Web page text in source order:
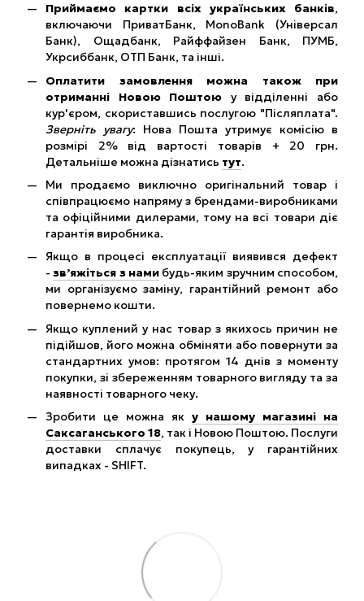
Приймаємо картки всіх українських банків,
включаючи ПриватБанк, MonoBank (Універсал
Банк), Ощадбанк, Райффайзен Банк, ПУМБ,
Укрсиббанк, ОТП Банк, та інші.
Оплатити замовлення можна також при
отриманні Новою Поштою у відділенні або
кур'єром, скориставшись послугою "Післяплата".
Зверніть увагу: Нова Пошта утримує комісію в
розмірі 2% від вартості товарів + 20 грн.
Детальніше можна дізнатись тут.
Ми продаємо виключно оригінальний товар і
співпрацюємо напряму з брендами-виробниками
та офіційними дилерами, тому на всі товари діє
гарантія виробника.
Якщо в процесі експлуатації виявився дефект
-зв’яжіться з нами будь-яким зручним способом,
ми організуємо заміну, гарантійний ремонт або
повернемо кошти.
Якщо куплений у нас товар з якихось причин не
підійшов, його можна обміняти або повернути за
стандартних умов: протягом 14 днів з моменту
покупки, зі збереженням товарного вигляду та за
наявності товарного чеку.
Зробити це можна як у нашому магазині на
Саксаганського 18, так і Новою Поштою. Послуги
доставки сплачує покупець, у гарантійних
випадках - SHIFT.